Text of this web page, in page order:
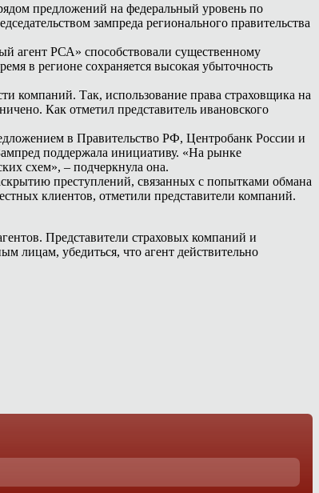
предложений на федеральный уровень по
зампреда регионального правительства
агент РСА» способствовали существенному
в регионе сохраняется высокая убыточность
компаний. Так, использование права страховщика на
Как отметил представитель ивановского
в Правительство РФ, Центробанк России и
поддержала инициативу. «На рынке
схем», – подчеркнула она.
преступлений, связанных с попытками обмана
клиентов, отметили представители компаний.
Представители страховых компаний и
лицам, убедиться, что агент действительно